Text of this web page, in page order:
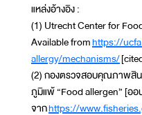
แหล่งอ้างอิง :
(1) Utrecht Center for
Available fromhttps://
allergy/mechanisms/
(2) กองตรวจสอบคุณภาพสิน
ภูมิแพ้ “Food allergen” [ออ
จากhttps://